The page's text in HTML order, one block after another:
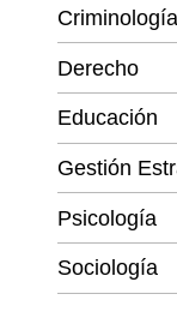
Criminología
Derecho
Educación
Gestión
Psicología
Sociología